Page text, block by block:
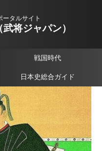
ータルサイト
将ジャパン）
戦国時代
日本史総合ガイド